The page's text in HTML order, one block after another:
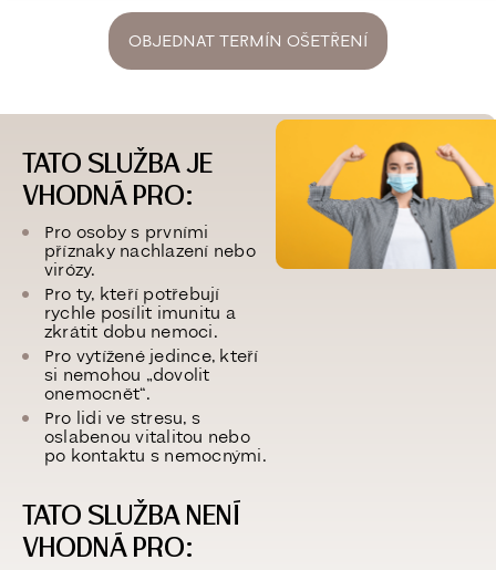
OBJEDNAT TERMÍN OŠETŘENÍ
TATO SLUŽBA JE
VHODNÁ PRO:
Pro osoby s prvními
příznaky nachlazení nebo
virózy.
Pro ty, kteří potřebují
rychle posílit imunitu a
zkrátit dobu nemoci.
Pro vytížené jedince, kteří
si nemohou „dovolit
onemocnět“.
Pro lidi ve stresu, s
oslabenou vitalitou nebo
po kontaktu s nemocnými.
TATO SLUŽBA NENÍ
VHODNÁ PRO: